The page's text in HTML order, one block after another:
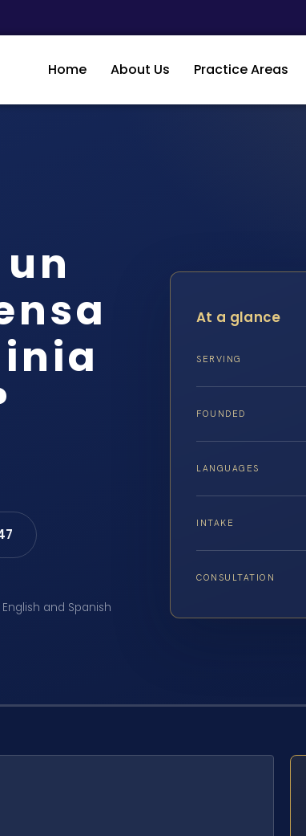
Home About Us Practice Areas
and Spanish
At a glance
SERVING
FOUNDED
LANGUAGES
INTAKE
CONSULTATION